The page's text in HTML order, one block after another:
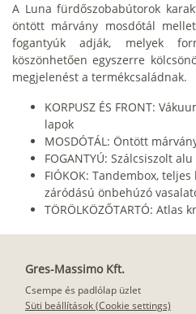
A Luna fürdőszobabútorok
öntött márvány mosdótál
fogantyúk adják, melyek
köszönhetően egyszerre
megjelenést a termékcsaládnak.
KORPUSZ ÉS FRONT:
lapok
MOSDÓTÁL: Öntött
FOGANTYÚ: Szálcsiszolt
FIÓKOK: Tandembox,
záródású önbehúzó
TÖRÖLKÖZŐTARTÓ: Atlas
Gres-Massimo Kft.
Csempe és padlólap üzlet
Süti beállítások (Cookie settings)